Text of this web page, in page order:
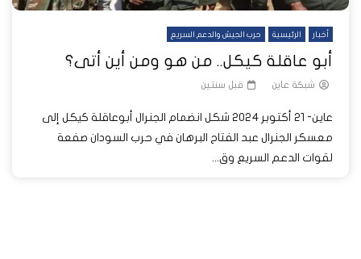
أخبار الرئيسية حرب الجيش والدعم السريع
أبو عاقلة كيكل.. من هو ومن أين أتى؟
شبكة عاين قبل سنتين
عاين- 21 أكتوبر 2024 شكل انضمام الجنرال أبوعاقلة كيكل إلى
معسكر الجنرال عبد الفتاح البرهان في حرب السودان صفعة
لقوات الدعم السريع وق...